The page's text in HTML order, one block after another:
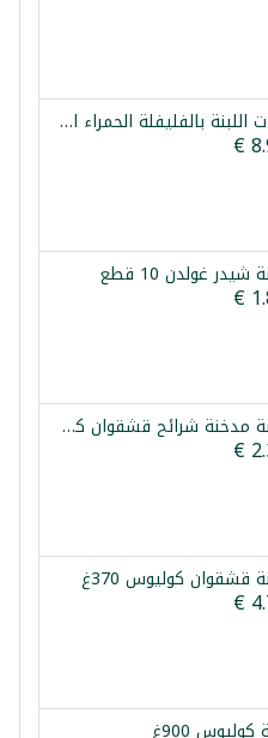
كرات اللبنة بالفليفلة الحمراء الراعي 425غ
شيدر غولدن 10 قطع
جبنة مدخنة شرائح قشقوان كوليوس 180غ
قشقوان كوليوس 370غ
كوليوس 900غ